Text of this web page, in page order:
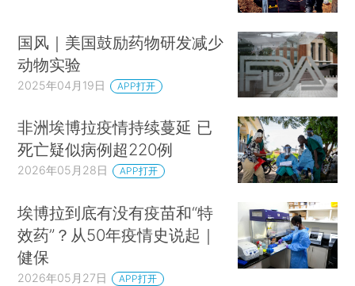
国风｜美国鼓励药物研发减少
动物实验
2025年04月19日 APP打开
非洲埃博拉疫情持续蔓延 已
死亡疑似病例超220例
2026年05月28日 APP打开
埃博拉到底有没有疫苗和“特
效药”？从50年疫情史说起｜
健保
2026年05月27日 APP打开